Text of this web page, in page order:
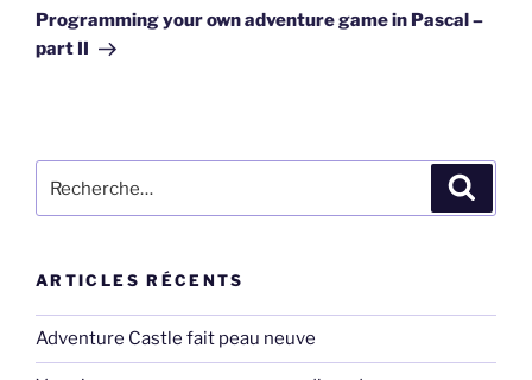
suivant
Programming your own adventure game in Pascal –
part II
pour
ARTICLES RÉCENTS
Adventure Castle fait peau neuve